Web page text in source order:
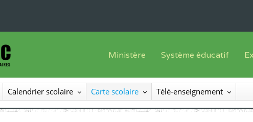
Ministère
Le Ministre
Le SEESEN
Système éducatif
Offre de formation
Progammes d'études
Calendrier scolaire Carte scolaire Télé-enseignement